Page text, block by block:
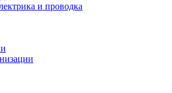
и проводка